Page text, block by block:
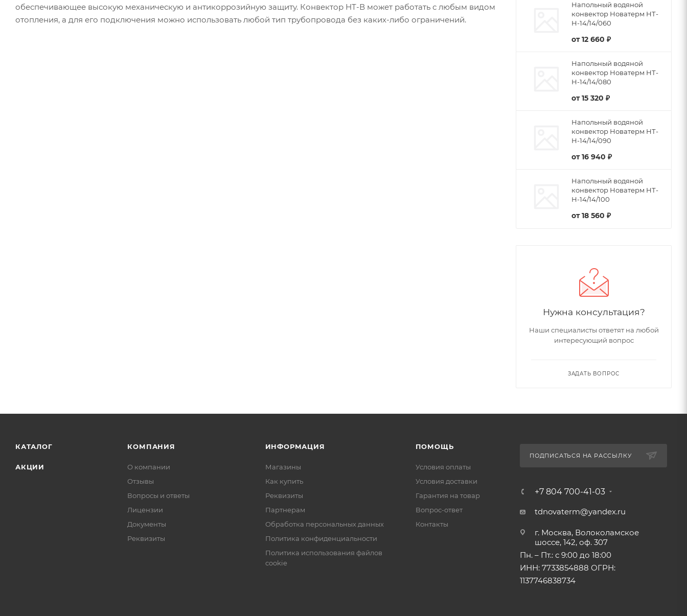
обеспечивающее высокую механическую и антикоррозийную защиту. Конвектор НТ-В может работать с любым видом
отопления, а для его подключения можно использовать любой тип трубопровода без каких-либо ограничений.
Напольный водяной
конвектор Новатерм НТ-
Н-14/14/060
от12 660 ₽
Напольный водяной
конвектор Новатерм НТ-
Н-14/14/080
от15 320 ₽
Напольный водяной
конвектор Новатерм НТ-
Н-14/14/090
от16 940 ₽
Напольный водяной
конвектор Новатерм НТ-
Н-14/14/100
от18 560 ₽
Нужна консультация?
Наши специалисты ответят на любой
интересующий вопрос
ЗАДАТЬ ВОПРОС
КАТАЛОГ
АКЦИИ
КОМПАНИЯ
О компании
Отзывы
Вопросы и ответы
Лицензии
Документы
Реквизиты
ИНФОРМАЦИЯ
Магазины
Как купить
Реквизиты
Партнерам
Обработка персональных данных
Политика конфиденциальности
Политика использования файлов
cookie
ПОМОЩЬ
Условия оплаты
Условия доставки
Гарантия на товар
Вопрос-ответ
Контакты
ПОДПИСАТЬСЯ НА РАССЫЛКУ
+7 804 700-41-03
tdnovaterm@yandex.ru
г. Москва, Волоколамское
шоссе, 142, оф. 307
Пн. – Пт.: с 9:00 до 18:00
ИНН: 7733854888 ОГРН:
1137746838734